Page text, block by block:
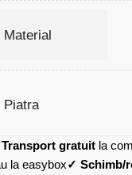
Material
Piatra
Transport gratuit la
la easybox✓ Schimb/